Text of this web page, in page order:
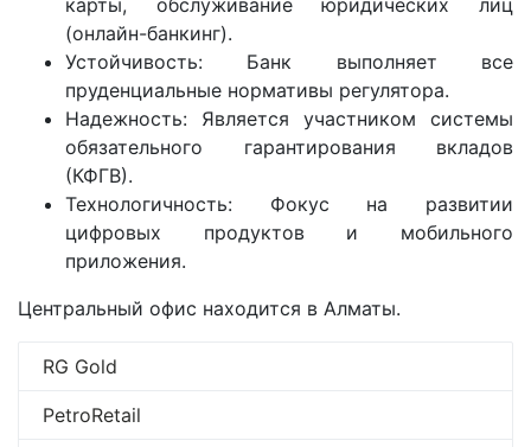
карты, обслуживание юридических лиц
(онлайн-банкинг).
Устойчивость: Банк выполняет все
пруденциальные нормативы регулятора.
Надежность: Является участником системы
обязательного гарантирования вкладов
(КФГВ).
Технологичность: Фокус на развитии
цифровых продуктов и мобильного
приложения.
Центральный офис находится в Алматы.
RG Gold
PetroRetail